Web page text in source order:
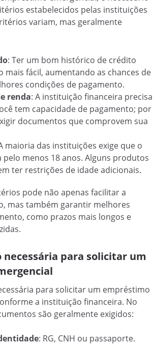
estabelecidos pelas instituições
variam, mas geralmente
: Ter um bom histórico de crédito
mais fácil, aumentando as chances de
condições de pagamento.
renda: A instituição financeira precisa
tem capacidade de pagamento; por
documentos que comprovem sua
maioria das instituições exige que o
menos 18 anos. Alguns produtos
ter restrições de idade adicionais.
pode não apenas facilitar a
mas também garantir melhores
como prazos mais longos e
necessária para solicitar um
para solicitar um empréstimo
a instituição financeira. No
são geralmente exigidos:
: RG, CNH ou passaporte.